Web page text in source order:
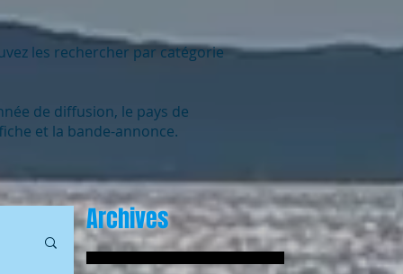
les rechercher par catégorie
de diffusion, le pays de
et la bande-annonce.
Archives